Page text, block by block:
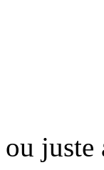
ou juste